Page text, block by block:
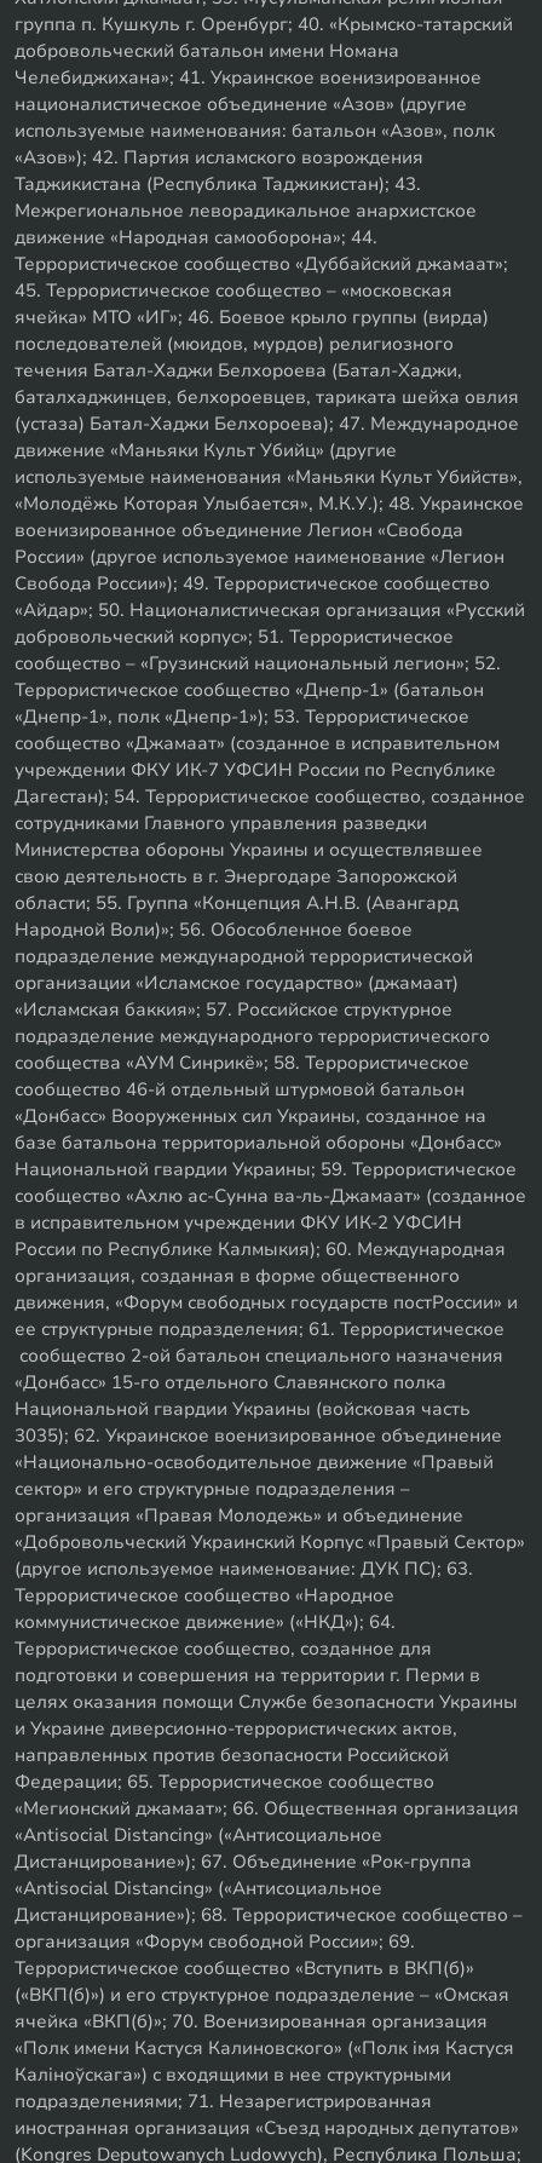
группа п. Кушкуль г. Оренбург; 40. «Крымско-татарский
добровольческий батальон имени Номана
Челебиджихана»; 41. Украинское военизированное
националистическое объединение «Азов» (другие
используемые наименования: батальон «Азов», полк
«Азов»); 42. Партия исламского возрождения
Таджикистана (Республика Таджикистан); 43.
Межрегиональное леворадикальное анархистское
движение «Народная самооборона»; 44.
Террористическое сообщество «Дуббайский джамаат»;
45. Террористическое сообщество – «московская
ячейка» МТО «ИГ»; 46. Боевое крыло группы (вирда)
последователей (мюидов, мурдов) религиозного
течения Батал-Хаджи Белхороева (Батал-Хаджи,
баталхаджинцев, белхороевцев, тариката шейха овлия
(устаза) Батал-Хаджи Белхороева); 47. Международное
движение «Маньяки Культ Убийц» (другие
используемые наименования «Маньяки Культ Убийств»,
«Молодёжь Которая Улыбается», М.К.У.); 48. Украинское
военизированное объединение Легион «Свобода
России» (другое используемое наименование «Легион
Свобода России»); 49. Террористическое сообщество
«Айдар»; 50. Националистическая организация «Русский
добровольческий корпус»; 51. Террористическое
сообщество – «Грузинский национальный легион»; 52.
Террористическое сообщество «Днепр-1» (батальон
«Днепр-1», полк «Днепр-1»); 53. Террористическое
сообщество «Джамаат» (созданное в исправительном
учреждении ФКУ ИК-7 УФСИН России по Республике
Дагестан); 54. Террористическое сообщество, созданное
сотрудниками Главного управления разведки
Министерства обороны Украины и осуществлявшее
свою деятельность в г. Энергодаре Запорожской
области; 55. Группа «Концепция А.Н.В. (Авангард
Народной Воли)»; 56. Обособленное боевое
подразделение международной террористической
организации «Исламское государство» (джамаат)
«Исламская баккия»; 57. Российское структурное
подразделение международного террористического
сообщества «АУМ Синрикё»; 58. Террористическое
сообщество 46-й отдельный штурмовой батальон
«Донбасс» Вооруженных сил Украины, созданное на
базе батальона территориальной обороны «Донбасс»
Национальной гвардии Украины; 59. Террористическое
сообщество «Ахлю ас-Сунна ва-ль-Джамаат» (созданное
в исправительном учреждении ФКУ ИК-2 УФСИН
России по Республике Калмыкия); 60. Международная
организация, созданная в форме общественного
движения, «Форум свободных государств постРоссии» и
ее структурные подразделения; 61. Террористическое
сообщество 2-ой батальон специального назначения
«Донбасс» 15-го отдельного Славянского полка
Национальной гвардии Украины (войсковая часть
3035); 62. Украинское военизированное объединение
«Национально-освободительное движение «Правый
сектор» и его структурные подразделения –
организация «Правая Молодежь» и объединение
«Добровольческий Украинский Корпус «Правый Сектор»
(другое используемое наименование: ДУК ПС); 63.
Террористическое сообщество «Народное
коммунистическое движение» («НКД»); 64.
Террористическое сообщество, созданное для
подготовки и совершения на территории г. Перми в
целях оказания помощи Службе безопасности Украины
и Украине диверсионно-террористических актов,
направленных против безопасности Российской
Федерации; 65. Террористическое сообщество
«Мегионский джамаат»; 66. Общественная организация
«Antisocial Distancing» («Антисоциальное
Дистанцирование»); 67. Объединение «Рок-группа
«Antisocial Distancing» («Антисоциальное
Дистанцирование»); 68. Террористическое сообщество –
организация «Форум свободной России»; 69.
Террористическое сообщество «Вступить в ВКП(б)»
(«ВКП(б)») и его структурное подразделение – «Омская
ячейка «ВКП(б)»; 70. Военизированная организация
«Полк имени Кастуся Калиновского» («Полк iмя Кастуся
Калiноўскага») с входящими в нее структурными
подразделениями; 71. Незарегистрированная
иностранная организация «Съезд народных депутатов»
(Kongres Deputowanych Ludowych), Республика Польша;